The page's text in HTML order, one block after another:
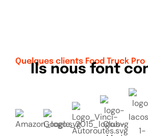
Quelques clients Food Truck Pro
Ils nous font